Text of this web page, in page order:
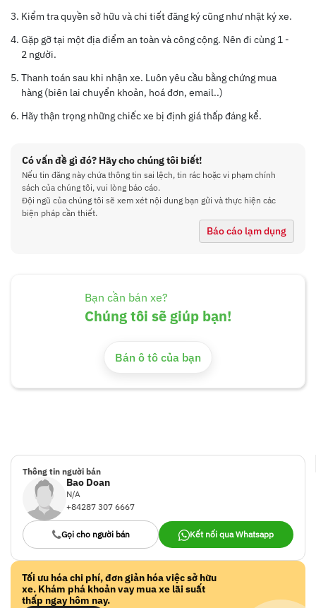
Kiểm tra quyền sở hữu và chi tiết đăng ký cũng như nhật ký xe.
Gặp gỡ tại một địa điểm an toàn và công cộng. Nên đi cùng 1 -
2 người.
Thanh toán sau khi nhận xe. Luôn yêu cầu bằng chứng mua
hàng (biên lai chuyển khoản, hoá đơn, email..)
Hãy thận trọng những chiếc xe bị định giá thấp đáng kể.
Có vấn đề gì đó? Hãy cho chúng tôi biết!
Nếu tin đăng này chứa thông tin sai lệch, tin rác hoặc vi phạm chính
sách của chúng tôi, vui lòng báo cáo.
Đội ngũ của chúng tôi sẽ xem xét nội dung bạn gửi và thực hiện các
biện pháp cần thiết.
Báo cáo lạm dụng
Bạn cần bán xe?
Chúng tôi sẽ giúp bạn!
Bán ô tô của bạn
Thông tin người bán
Bao Doan
N/A
+84287 307 6667
Gọi cho người bán Kết nối qua Whatsapp
Tối ưu hóa chi phí, đơn giản hóa việc sở hữu
xe. Khám phá khoản vay mua xe lãi suất
thấp ngay hôm nay.